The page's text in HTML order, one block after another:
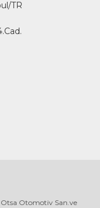
TR
Otomotiv San.ve